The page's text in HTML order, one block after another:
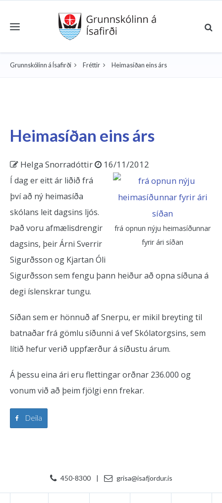
Toggle navigation
Grunnskólinn á Ísafirði Fréttir Heimasíðan eins árs
Heimasíðan eins árs
Helga Snorradóttir 16/11/2012
frá opnun nýju heimasíðunnar
fyrir ári síðan
Í dag er eitt ár liðið frá
því að ný heimasíða
skólans leit dagsins ljós.
Það voru afmælisdrengir
dagsins, þeir Árni Sverrir
Sigurðsson og Kjartan Óli
Sigurðsson sem fengu þann heiður að opna síðuna á
degi íslenskrar tungu.
Síðan sem er hönnuð af Snerpu, er mikil breyting til
batnaðar frá gömlu síðunni á vef Skólatorgsins, sem
lítið hefur verið uppfærður á síðustu árum.
Á þessu eina ári eru flettingar orðnar 236.000 og
vonum við að þeim fjölgi enn frekar.
Deila
450-8300 | grisa@isafjordur.is